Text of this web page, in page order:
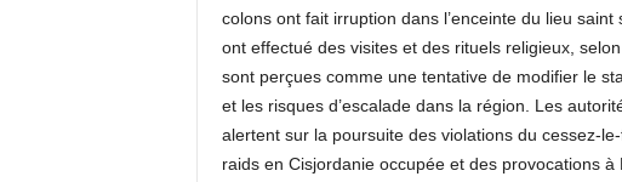
colons ont fait irruption dans l’enceinte du lieu
ont effectué des visites et des rituels religieux,
sont perçues comme une tentative de modifier le
et les risques d’escalade dans la région. Les
alertent sur la poursuite des violations du cessez-
raids en Cisjordanie occupée et des provocations